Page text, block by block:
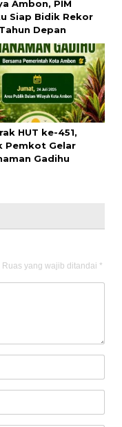
Ambon, PIM
Siap Bidik Rekor
Depan
HUT ke-451,
Pemkot Gelar
Gadihu
Ruas yang wajib ditandai *